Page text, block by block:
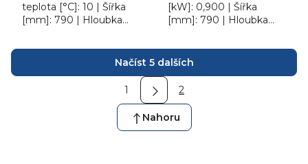
teplota [°C]: 10 | Šířka
[mm]: 790 | Hloubka
ISN 0511 PD (pravé
dveře), 5 polic, 25 kg...
[kW]: 0,900 | Šířka
[mm]: 790 | Hloubka
[mm]: 1322. Šoker 8
gastronádob IS 0811,
O
v
l
á
d
a
Načíst 5 dalších
t
r
á
n
1 2
Nahoru